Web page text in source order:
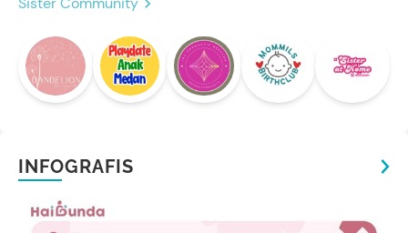
INFOGRAFIS